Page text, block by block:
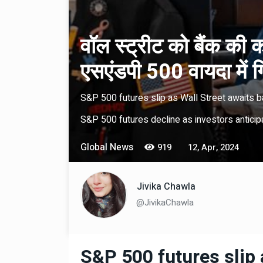
वॉल स्ट्रीट को बैंक की
एसएंडपी 500 वायदा में
S&P 500 futures slip as Wall Street awaits
S&P 500 futures decline as investors
Global News
919 12, Apr, 2024
Jivika Chawla
@JivikaChawla
S&P 500 futures slip
06 , Dec , 2025
Docker Sandboxes
AI Coding Agents Ke
Automobile
इवेको ग्रुप इतालवी सेना को
Automobile 29 , Dec , 2024